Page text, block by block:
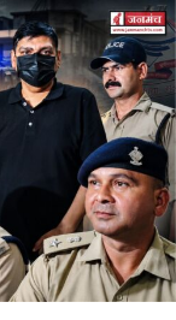
गंभीर रूप से घायल
गया। गोली चलने
तुरंत पुलिस को